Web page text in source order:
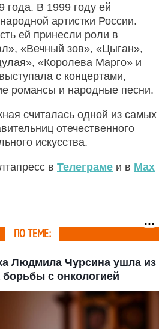
года. В 1999 году ей
артистки России.
ей принесли роли в
«Вечный зов», «Цыган»,
«Королева Марго» и
с концертами,
романсы и народные песни.
считалась одной из самых
отечественного
искусства.
в Телеграме и в Max
ПО ТЕМЕ:
Людмила Чурсина ушла из
с онкологией